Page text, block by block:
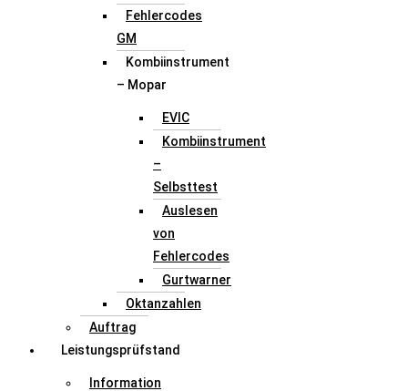
Fehlercodes
GM
Kombiinstrument
– Mopar
EVIC
Kombiinstrument
–
Selbsttest
Auslesen
von
Fehlercodes
Gurtwarner
Oktanzahlen
Auftrag
Leistungsprüfstand
Information